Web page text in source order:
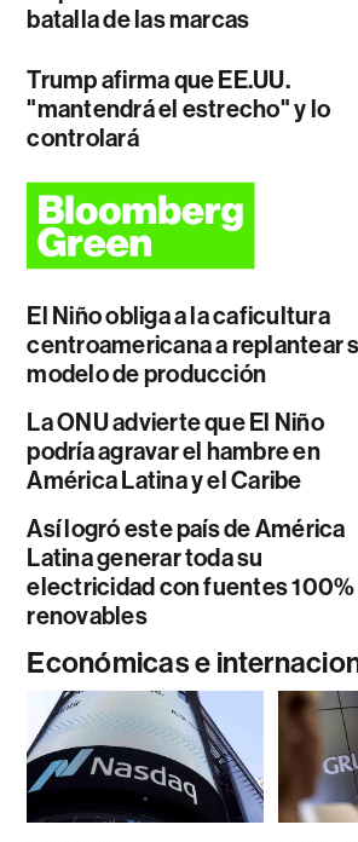
batalla de las marcas
Trump afirma que EE.UU.
"mantendrá el estrecho" y lo
controlará
El Niño obliga a la caficultura
centroamericana a replantear
modelo de producción
La ONU advierte que El Niño
podría agravar el hambre en
América Latina y el Caribe
Así logró este país de América
Latina generar toda su
electricidad con fuentes 100%
renovables
Económicas e